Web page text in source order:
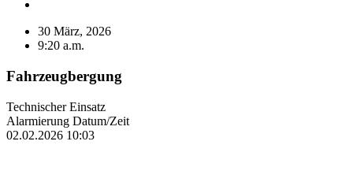
30 März, 2026
9:20 a.m.
Fahrzeugbergung
Technischer Einsatz
Alarmierung Datum/Zeit
02.02.2026 10:03